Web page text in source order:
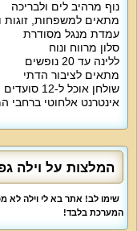
נוף מרהיב לים ולבריכה
מתאים למשפחות, זוגות
עמדת מנגל מסודרת
סלון מרווח ונוח
ללינה עד 20 נופשים
מתאים לציבור הדתי
שולחן אוכל ל-12 סועדים
אינטרנט אלחוטי ברחבי
המלצות על וילה
שימו לב! אתר בא לי וילה לא
המערכת בלבד!